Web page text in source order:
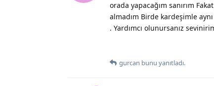
orada yapacağım sanırım
almadım Birde kardeşimle
. Yardımcı olunursanız
gurcan bunu yanıtladı.